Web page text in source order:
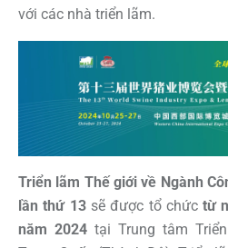
với các nhà triển lãm.
Triển lãm Thế giới về Ngành
lần thứ 13sẽ được tổ chứctừ
năm 2024 tại Trung tâm